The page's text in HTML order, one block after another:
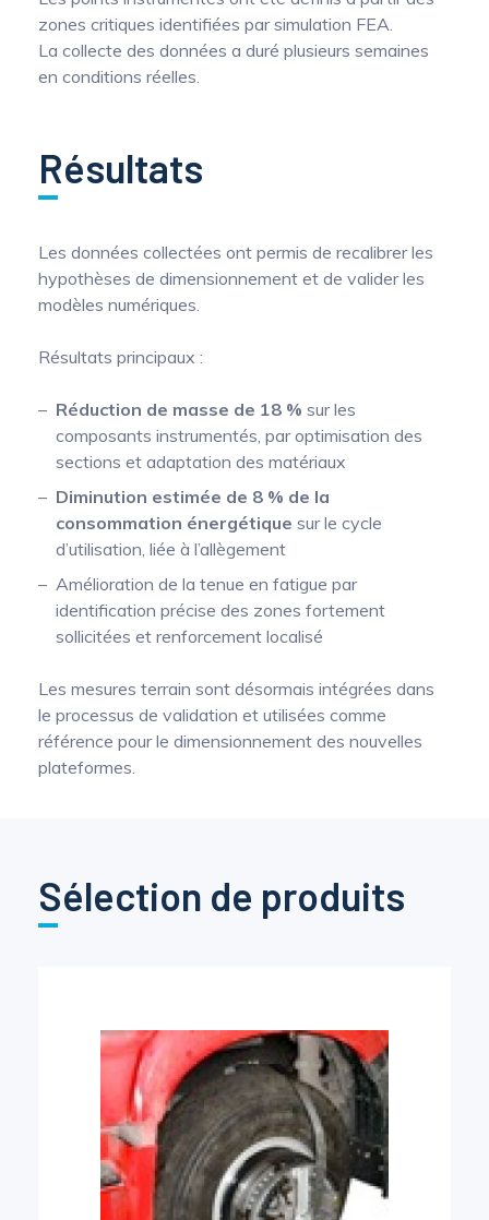
zones critiques identifiées par simulation FEA.
La collecte des données a duré plusieurs semaines
en conditions réelles.
Résultats
Les données collectées ont permis de recalibrer les
hypothèses de dimensionnement et de valider les
modèles numériques.
Résultats principaux :
Réduction de masse de 18 % sur les
composants instrumentés, par optimisation des
sections et adaptation des matériaux
Diminution estimée de 8 % de la
consommation énergétique sur le cycle
d’utilisation, liée à l’allègement
Amélioration de la tenue en fatigue par
identification précise des zones fortement
sollicitées et renforcement localisé
Les mesures terrain sont désormais intégrées dans
le processus de validation et utilisées comme
référence pour le dimensionnement des nouvelles
plateformes.
Sélection de produits